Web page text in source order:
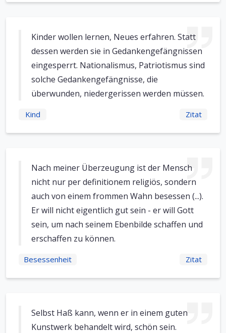
Kinder wollen lernen, Neues erfahren. Statt
dessen werden sie in Gedankengefängnissen
eingesperrt. Nationalismus, Patriotismus sind
solche Gedankengefängnisse, die
überwunden, niedergerissen werden müssen.
Kind Zitat
Nach meiner Überzeugung ist der Mensch
nicht nur per definitionem religiös, sondern
auch von einem frommen Wahn besessen (...).
Er will nicht eigentlich gut sein - er will Gott
sein, um nach seinem Ebenbilde schaffen und
erschaffen zu können.
Besessenheit Zitat
Selbst Haß kann, wenn er in einem guten
Kunstwerk behandelt wird, schön sein.